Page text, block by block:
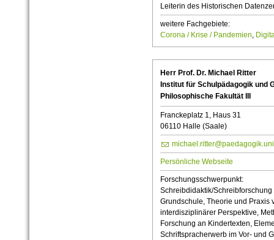
Leiterin des Historischen
weitere Fachgebiete:
Corona / Krise / Pandemien,
Herr Prof. Dr. Michael Ritter
Institut für Schulpädagogik und
Philosophische Fakultät III
Franckeplatz 1, Haus 31
06110 Halle (Saale)
Persönliche Webseite
Forschungsschwerpunkt:
Schreibdidaktik/
Grundschule, Theorie und Praxis
interdisziplinärer Perspektive,
Forschung an Kindertexten,
Schriftspracherwerb im Vor- und